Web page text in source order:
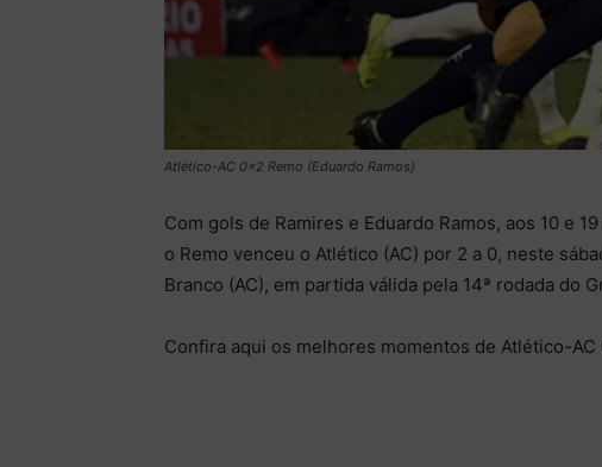
Atlético-AC 0x2 Remo (Eduardo Ramos)
Com gols de Ramires e Eduardo Ramos, aos 10 e
o Remo venceu o Atlético (AC) por 2 a 0, neste
Branco (AC), em partida válida pela 14ª rodada do
Confira aqui os melhores momentos de Atlético-AC